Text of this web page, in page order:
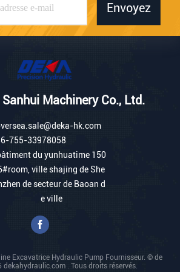
Envoyez
Sanhui Machinery Co., Ltd.
hk.com
755-33978058
du yunhuatime 150
ville shajing de She
de secteur de Baoan d
e ville
Excavatrice Hydraulic Pump Fournisseur. © de
. Tous droits réservés.